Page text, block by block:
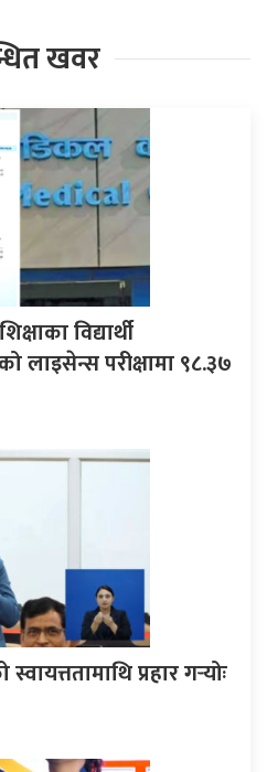
खवर
विद्यार्थी
परीक्षामा ९८.३७
प्रहार गर्‍योः